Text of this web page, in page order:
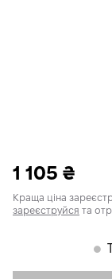
1 105 ₴
Краща ціна
зареєструйся та
𒊹